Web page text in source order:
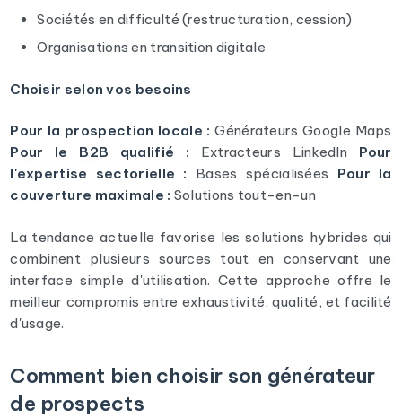
Sociétés en difficulté (restructuration, cession)
Organisations en transition digitale
Choisir selon vos besoins
Pour la prospection locale : Générateurs Google Maps
Pour le B2B qualifié : Extracteurs LinkedIn Pour
l'expertise sectorielle : Bases spécialisées Pour la
couverture maximale : Solutions tout-en-un
La tendance actuelle favorise les solutions hybrides qui
combinent plusieurs sources tout en conservant une
interface simple d'utilisation. Cette approche offre le
meilleur compromis entre exhaustivité, qualité, et facilité
d'usage.
Comment bien choisir son générateur
de prospects